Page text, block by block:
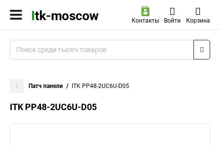
Контакты Войти Корзина
Патч панели ITK PP48-2UC6U-D05
ITK PP48-2UC6U-D05